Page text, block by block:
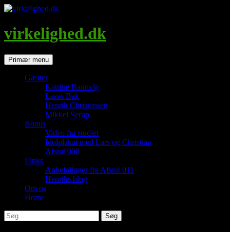
Hop
indhold
virkelighed.dk
SøgPrimær menu
Gæster
Katrine Baunvig
Lasse Bak
Henrik Christensen
Mikkel Serup
Bonus
Video fra studiet
Idolplakat med Lars og Christian
Afsnit 000
Links
Anbefalinger fra Afsnit 011
Henriks blog
Om os
Home
Søg
efter: